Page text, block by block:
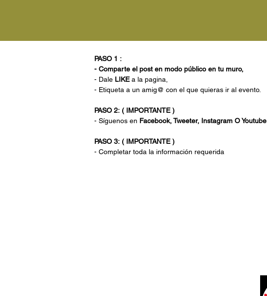
PASO 1 :
- Comparte el post en modo público en tu muro,
- Dale LIKEa la pagina,
- Etiqueta a un amig@ con el que quieras ir al evento.
PASO 2: ( IMPORTANTE )
- Síguenos en Facebook, Tweeter, Instagram O Youtube
PASO 3: ( IMPORTANTE )
- Completar toda la información requerida